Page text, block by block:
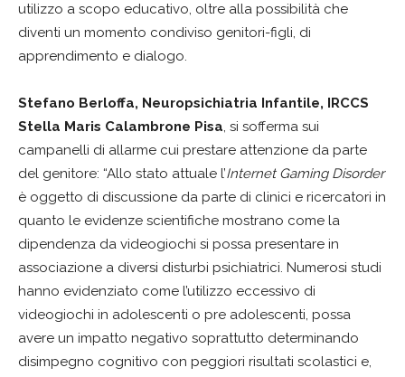
utilizzo a scopo educativo, oltre alla possibilità che
diventi un momento condiviso genitori-figli, di
apprendimento e dialogo.
Stefano Berloffa, Neuropsichiatria Infantile, IRCCS
Stella Maris Calambrone Pisa, si sofferma sui
campanelli di allarme cui prestare attenzione da parte
del genitore: “Allo stato attuale l’Internet Gaming Disorder
è oggetto di discussione da parte di clinici e ricercatori in
quanto le evidenze scientifiche mostrano come la
dipendenza da videogiochi si possa presentare in
associazione a diversi disturbi psichiatrici. Numerosi studi
hanno evidenziato come l’utilizzo eccessivo di
videogiochi in adolescenti o pre adolescenti, possa
avere un impatto negativo soprattutto determinando
disimpegno cognitivo con peggiori risultati scolastici e,